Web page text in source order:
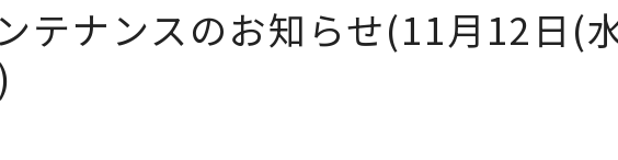
テナンスのお知らせ(11月12日(